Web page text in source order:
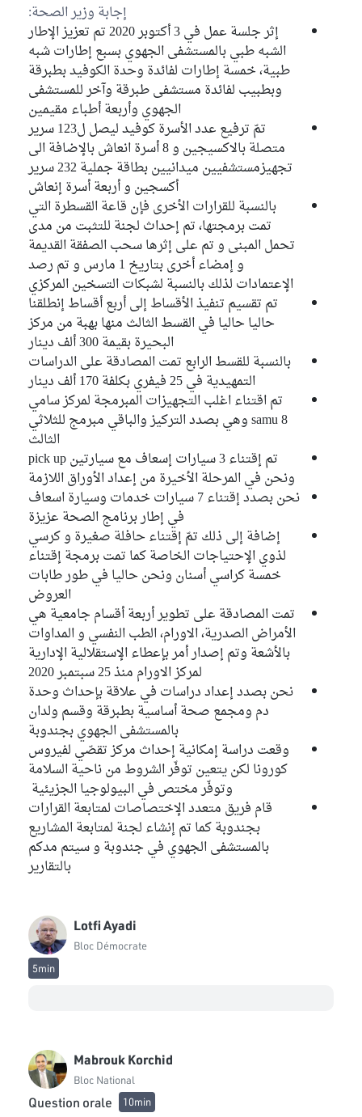
إجابة وزير الصحة:
إثر جلسة عمل في 3 أكتوبر 2020 تم تعزيز الإطار
الشبه طبي بالمستشفى الجهوي بسبع إطارات شبه
طبية، خمسة إطارات لفائدة وحدة الكوفيد بطبرقة
وبطبيب لفائدة مستشفى طبرقة وآخر للمستشفى
الجهوي وأربعة أطباء مقيمين
تمّ ترفيع عدد الأسرة كوفيد ليصل ل123 سرير
متصلة بالاكسيجين و 8 أسرة انعاش بالإضافة الى
تجهيزمستشفيين ميدانيين بطاقة جملية 232 سرير
أكسجين و أربعة أسرة إنعاش
بالنسبة للقرارات الأخرى فإن قاعة القسطرة التي
تمت برمجتها، تم إحداث لجنة للتثبت من مدى
تحمل المبنى و تم على إثرها سحب الصفقة القديمة
و إمضاء أخرى بتاريخ 1 مارس و تم رصد
الإعتمادات لذلك بالنسبة لشبكات التسخين المركزي
تم تقسيم تنفيذ الأقساط إلى أربع أقساط إنطلقنا
حاليا حاليا في القسط الثالث منها بهبة من مركز
البحيرة بقيمة 300 ألف دينار
بالنسبة للقسط الرابع تمت المصادقة على الدراسات
التمهيدية في 25 فيفري بكلفة 170 ألف دينار
تم اقتناء اغلب التجهيزات المبرمجة لمركز سامي
samu 8 وهي بصدد التركيز والباقي مبرمج للثلاثي
الثالث
تم إقتناء 3 سيارات إسعاف مع سيارتين pick up
ونحن في المرحلة الأخيرة من إعداد الأوراق اللازمة
نحن بصدد إقتناء 7 سيارات خدمات وسيارة اسعاف
في إطار برنامج الصحة عزيزة
إضافة إلى ذلك تمّ إقتناء حافلة صغيرة و كرسي
لذوي الإحتياجات الخاصة كما تمت برمجة إقتناء
خمسة كراسي أسنان ونحن حاليا في طور طابات
العروض
تمت المصادقة على تطوير أربعة أقسام جامعية هي
الأمراض الصدرية، الاورام، الطب النفسي و المداوات
بالأشعة وتم إصدار أمر بإعطاء الإستقلالية الإدارية
لمركز الاورام منذ 25 سبتمبر 2020
نحن بصدد إعداد دراسات في علاقة بإحداث وحدة
دم ومجمع صحة أساسية بطبرقة وقسم ولدان
بالمستشفى الجهوي بجندوبة
وقعت دراسة إمكانية إحداث مركز تقصّي لفيروس
كورونا لكن يتعين توفّر الشروط من ناحية السلامة
وتوفّر مختص في البيولوجيا الجزيئية
قام فريق متعدد الإختصاصات لمتابعة القرارات
بجندوبة كما تم إنشاء لجنة لمتابعة المشاريع
بالمستشفى الجهوي في جندوبة و سيتم مدكم
بالتقارير
Lotfi Ayadi
Bloc Démocrate
5min
Mabrouk Korchid
Bloc National
Question orale 10min